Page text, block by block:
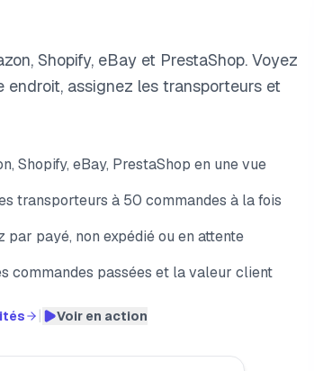
Shopify, eBay et PrestaShop. Voyez
endroit, assignez les transporteurs et
Shopify, eBay, PrestaShop en une vue
transporteurs à 50 commandes à la fois
par payé, non expédié ou en attente
commandes passées et la valeur client
Voir en action